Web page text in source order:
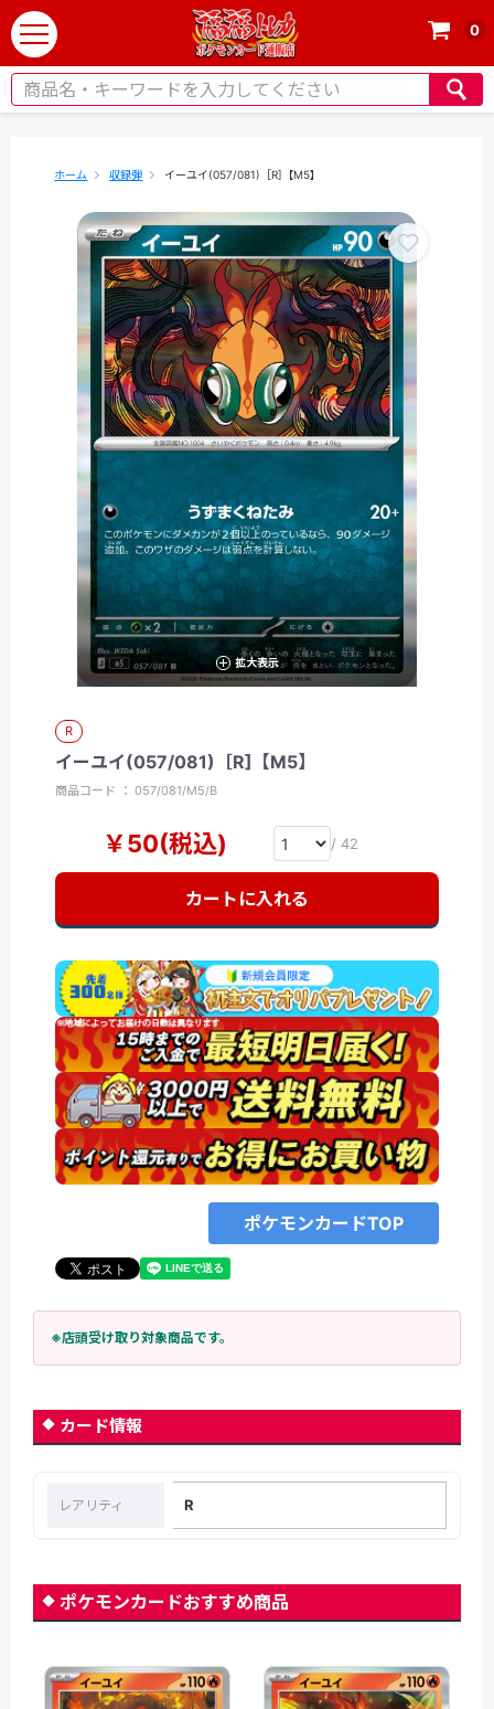
t
o
g
0
ホーム 収録弾 イーユイ(057/081)［R]【M5】
拡大表示
R
イーユイ(057/081)［R]【M5】
商品コード ： 057/081/M5/B
￥50(税込) / 42
カートに入れる
ポケモンカードTOP
※店頭受け取り対象商品です。
カード情報
レアリティ R
ポケモンカードおすすめ商品